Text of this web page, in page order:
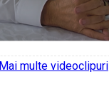
Mai multe videoclipuri